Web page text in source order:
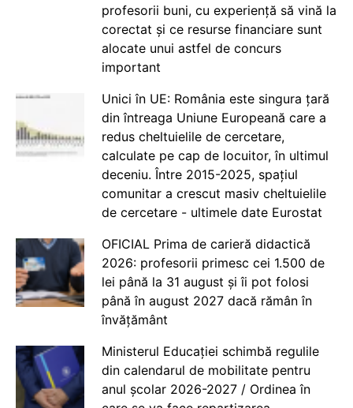
profesorii buni, cu experiență să vină la
corectat și ce resurse financiare sunt
alocate unui astfel de concurs
important
Unici în UE: România este singura țară
din întreaga Uniune Europeană care a
redus cheltuielile de cercetare,
calculate pe cap de locuitor, în ultimul
deceniu. Între 2015-2025, spațiul
comunitar a crescut masiv cheltuielile
de cercetare - ultimele date Eurostat
OFICIAL Prima de carieră didactică
2026: profesorii primesc cei 1.500 de
lei până la 31 august și îi pot folosi
până în august 2027 dacă rămân în
învățământ
Ministerul Educației schimbă regulile
din calendarul de mobilitate pentru
anul școlar 2026-2027 / Ordinea în